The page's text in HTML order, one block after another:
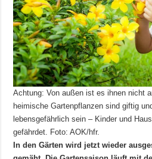
Achtung: Von außen ist es ihnen nicht
heimische Gartenpflanzen sind giftig
lebensgefährlich sein – Kinder und
gefährdet. Foto: AOK/hfr.
In den Gärten wird jetzt wieder